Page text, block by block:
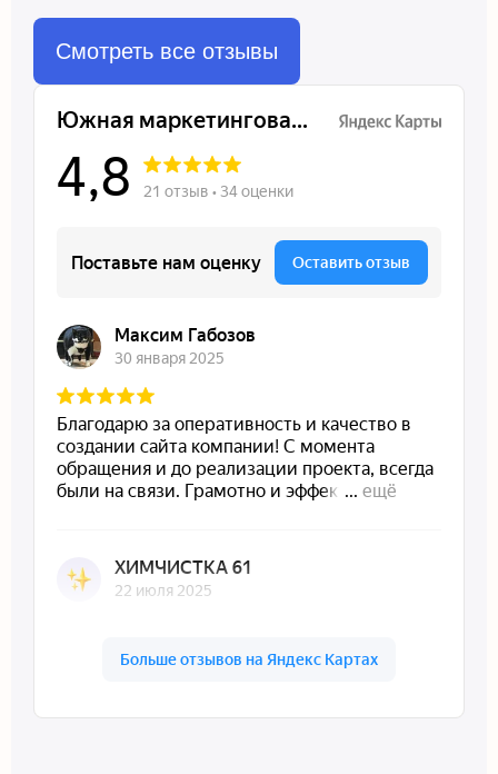
Смотреть все отзывы
Южная маркетинговая компания на карте Ростова‑на‑Дону — Яндекс Карты